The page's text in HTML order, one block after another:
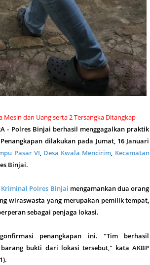
Mesin dan Uang serta 2 Tersangka Ditangkap
- Polres Binjai berhasil menggagalkan praktik
dilakukan pada Jumat, 16 Januari
Pasar VI, Desa Kwala Mencirim, Kecamatan
Binjai.
Kriminal Polres Binjai mengamankan dua orang
wiraswasta yang merupakan pemilik tempat,
sebagai penjaga lokasi.
penangkapan ini. "Tim berhasil
bukti dari lokasi tersebut," kata AKBP